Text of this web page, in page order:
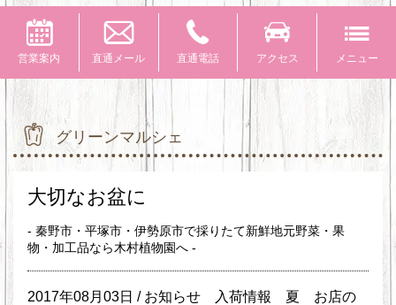
営業案内 直通メール 直通電話 アクセス メニュー
グリーンマルシェ
大切なお盆に
- 秦野市・平塚市・伊勢原市で採りたて新鮮地元野菜・果
物・加工品なら木村植物園へ -
2017年08月03日 / お知らせ 入荷情報 夏
お店の